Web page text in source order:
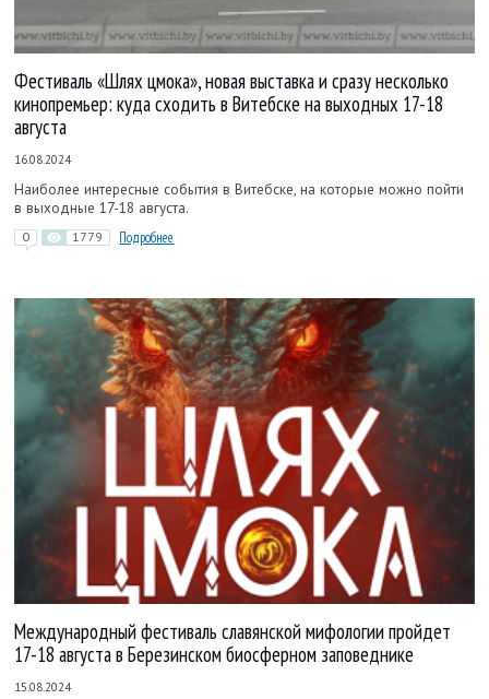
Фестиваль «Шлях цмока», новая выставка и сразу несколько
кинопремьер: куда сходить в Витебске на выходных 17-18
августа
16.08.2024
Наиболее интересные события в Витебске, на которые можно пойти
в выходные 17-18 августа.
0 1779 Подробнее
Международный фестиваль славянской мифологии пройдет
17-18 августа в Березинском биосферном заповеднике
15.08.2024